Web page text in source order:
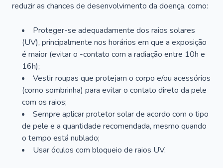
reduzir as chances de desenvolvimento da doença, como:
Proteger-se adequadamente dos raios solares
(UV), principalmente nos horários em que a exposição
é maior (evitar o -contato com a radiação entre 10h e
16h);
Vestir roupas que protejam o corpo e/ou acessórios
(como sombrinha) para evitar o contato direto da pele
com os raios;
Sempre aplicar protetor solar de acordo com o tipo
de pele e a quantidade recomendada, mesmo quando
o tempo está nublado;
Usar óculos com bloqueio de raios UV.